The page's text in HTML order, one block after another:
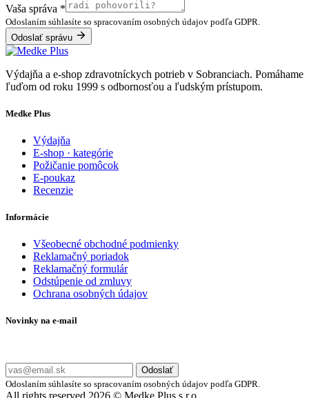
Vaša správa *
Odoslaním súhlasíte so spracovaním osobných údajov podľa GDPR.
Odoslať správu
Výdajňa a e-shop zdravotníckych potrieb v Sobranciach. Pomáhame
ľuďom od roku 1999 s odbornosťou a ľudským prístupom.
Medke Plus
Výdajňa
E-shop · kategórie
Požičanie pomôcok
E-poukaz
Recenzie
Informácie
Všeobecné obchodné podmienky
Reklamačný poriadok
Reklamačný formulár
Odstúpenie od zmluvy
Ochrana osobných údajov
Novinky na e-mail
Odoslať
Odoslaním súhlasíte so spracovaním osobných údajov podľa GDPR.
All rights reserved 2026 © Medke Plus s.r.o.